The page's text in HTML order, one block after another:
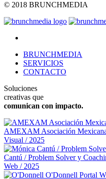
© 2018 BRUNCHMEDIA
BRUNCHMEDIA
SERVICIOS
CONTACTO
Soluciones
creativas que
comunican con impacto.
AMEXAM Asociación
Visual / 2025
Cantú / Problem Solver y
Web / 2025
O'Donnell Portal